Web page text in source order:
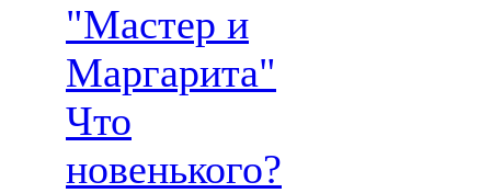
"Мастер и
Маргарита"
Что
новенького?